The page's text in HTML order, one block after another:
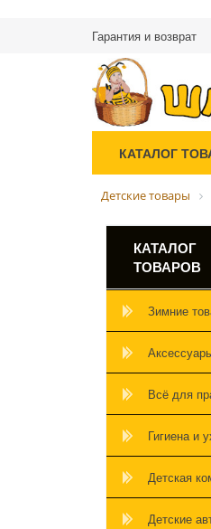
Гарантия и возврат
КАТАЛОГ
Детские товары
КАТАЛОГ
ТОВАРОВ
Зимние
Всё для
Гигиена и
Детская
Детские